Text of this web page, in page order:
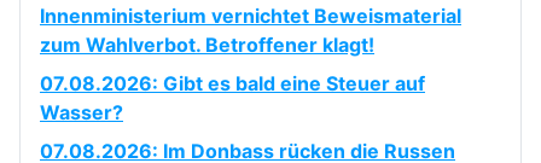
Innenministerium vernichtet Beweismaterial
zum Wahlverbot. Betroffener klagt!
07.08.2026: Gibt es bald eine Steuer auf
Wasser?
07.08.2026: Im Donbass rücken die Russen